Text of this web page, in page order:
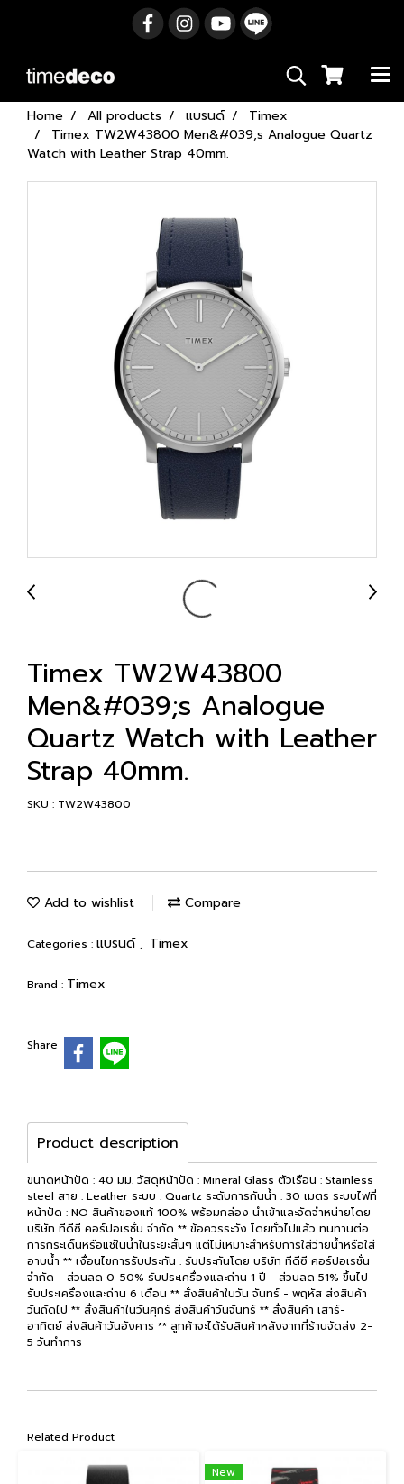
Home All products แบรนด์
Timex
Timex TW2W43800 Men&#039;s Analogue Quartz
Watch with Leather Strap 40mm.
Timex TW2W43800
Men&#039;s Analogue
Quartz Watch with Leather
Strap 40mm.
SKU : TW2W43800
Add to wishlist Compare
Categories : แบรนด์ , Timex
Brand : Timex
Share
Product description
ขนาดหน้าปัด : 40 มม. วัสดุหน้าปัด : Mineral Glass ตัวเรือน : Stainless
steel สาย : Leather ระบบ : Quartz ระดับการกันน้ำ : 30 เมตร ระบบไฟที่
หน้าปัด : NO สินค้าของแท้ 100% พร้อมกล่อง นำเข้าและจัดจำหน่ายโดย
บริษัท ทีดีซี คอร์ปอเรชั่น จำกัด ** ข้อควรระวัง โดยทั่วไปแล้ว ทนทานต่อ
การกระเด็นหรือแช่ในน้ำในระยะสั้นๆ แต่ไม่เหมาะสำหรับการใส่ว่ายน้ำหรือใส่
อาบน้ำ ** เงื่อนไขการรับประกัน : รับประกันโดย บริษัท ทีดีซี คอร์ปอเรชั่น
จำกัด - ส่วนลด 0-50% รับประเครื่องและถ่าน 1 ปี - ส่วนลด 51% ขึ้นไป
รับประเครื่องและถ่าน 6 เดือน ** สั่งสินค้าในวัน จันทร์ - พฤหัส ส่งสินค้า
วันถัดไป ** สั่งสินค้าในวันศุกร์ ส่งสินค้าวันจันทร์ ** สั่งสินค้า เสาร์-
อาทิตย์ ส่งสินค้าวันอังคาร ** ลูกค้าจะได้รับสินค้าหลังจากที่ร้านจัดส่ง 2-
5 วันทำการ
Related Product
New